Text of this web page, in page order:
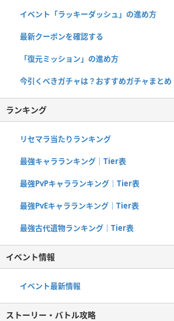
イベント「ラッキーダッシュ」の進め方
最新クーポンを確認する
「復元ミッション」の進め方
今引くべきガチャは？おすすめガチャまとめ
ランキング
リセマラ当たりランキング
最強キャラランキング｜Tier表
最強PvPキャラランキング｜Tier表
最強PvEキャラランキング｜Tier表
最強古代遺物ランキング｜Tier表
イベント情報
イベント最新情報
ストーリー・バトル攻略